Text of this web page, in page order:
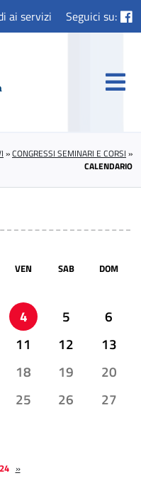
ai servizi Seguici su:
»CONGRESSI SEMINARI E CORSI »
CALENDARIO
VEN SAB DOM
4 5
6
11 12
13
18 19
20
25 26
27
»